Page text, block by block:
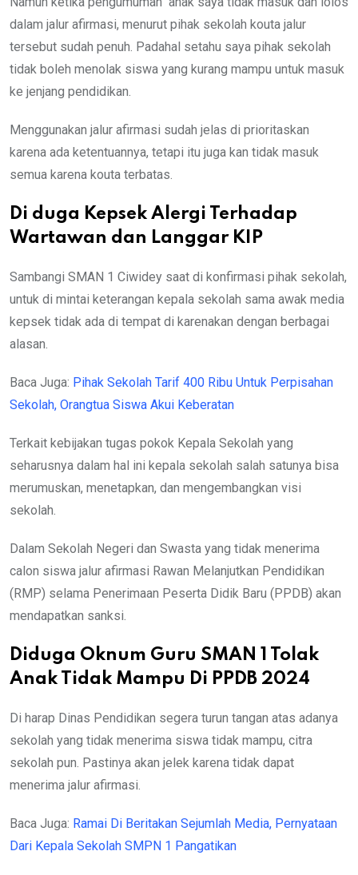
dalam jalur afirmasi, menurut pihak sekolah kouta jalur
tersebut sudah penuh. Padahal setahu saya pihak sekolah
tidak boleh menolak siswa yang kurang mampu untuk masuk
ke jenjang pendidikan.
Menggunakan jalur afirmasi sudah jelas di prioritaskan
karena ada ketentuannya, tetapi itu juga kan tidak masuk
semua karena kouta terbatas.
Di duga Kepsek Alergi Terhadap
Wartawan dan Langgar KIP
Sambangi SMAN 1 Ciwidey saat di konfirmasi pihak sekolah,
untuk di mintai keterangan kepala sekolah sama awak media
kepsek tidak ada di tempat di karenakan dengan berbagai
alasan.
Baca Juga: Pihak Sekolah Tarif 400 Ribu Untuk Perpisahan
Sekolah, Orangtua Siswa Akui Keberatan
Terkait kebijakan tugas pokok Kepala Sekolah yang
seharusnya dalam hal ini kepala sekolah salah satunya bisa
merumuskan, menetapkan, dan mengembangkan visi
sekolah.
Dalam Sekolah Negeri dan Swasta yang tidak menerima
calon siswa jalur afirmasi Rawan Melanjutkan Pendidikan
(RMP) selama Penerimaan Peserta Didik Baru (PPDB) akan
mendapatkan sanksi.
Diduga Oknum Guru SMAN 1 Tolak
Anak Tidak Mampu Di PPDB 2024
Di harap Dinas Pendidikan segera turun tangan atas adanya
sekolah yang tidak menerima siswa tidak mampu, citra
sekolah pun. Pastinya akan jelek karena tidak dapat
menerima jalur afirmasi.
Baca Juga: Ramai Di Beritakan Sejumlah Media, Pernyataan
Dari Kepala Sekolah SMPN 1 Pangatikan